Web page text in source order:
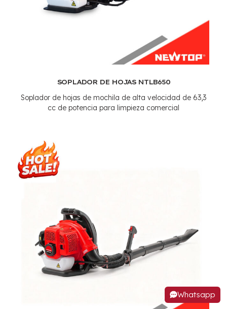
SOPLADOR DE HOJAS NTLB650
Soplador de hojas de mochila de alta velocidad de 63,3
cc de potencia para limpieza comercial
Whatsapp